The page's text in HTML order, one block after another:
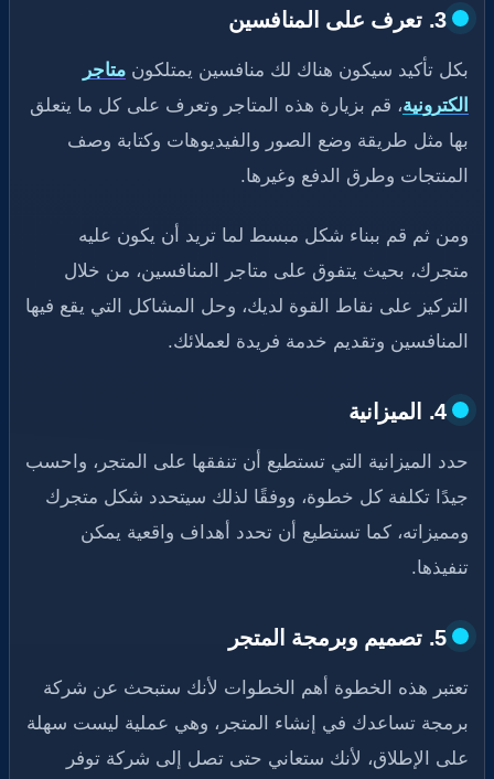
3. تعرف على المنافسين
بكل تأكيد سيكون هناك لك منافسين يمتلكون متاجر
الكترونية، قم بزيارة هذه المتاجر وتعرف على كل ما يتعلق
بها مثل طريقة وضع الصور والفيديوهات وكتابة وصف
المنتجات وطرق الدفع وغيرها.
ومن ثم قم ببناء شكل مبسط لما تريد أن يكون عليه
متجرك، بحيث يتفوق على متاجر المنافسين، من خلال
التركيز على نقاط القوة لديك، وحل المشاكل التي يقع فيها
المنافسين وتقديم خدمة فريدة لعملائك.
4. الميزانية
حدد الميزانية التي تستطيع أن تنفقها على المتجر، واحسب
جيدًا تكلفة كل خطوة، ووفقًا لذلك سيتحدد شكل متجرك
ومميزاته، كما تستطيع أن تحدد أهداف واقعية يمكن
تنفيذها.
5. تصميم وبرمجة المتجر
تعتبر هذه الخطوة أهم الخطوات لأنك ستبحث عن شركة
برمجة تساعدك في إنشاء المتجر، وهي عملية ليست سهلة
على الإطلاق، لأنك ستعاني حتى تصل إلى شركة توفر